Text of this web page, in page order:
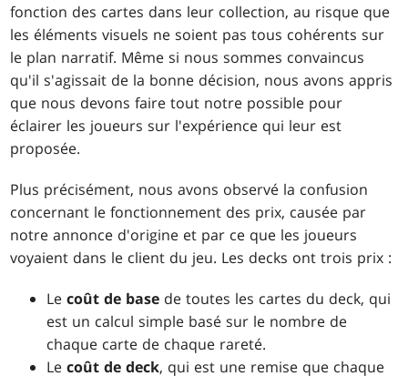
fonction des cartes dans leur collection, au risque que
les éléments visuels ne soient pas tous cohérents sur
le plan narratif. Même si nous sommes convaincus
qu'il s'agissait de la bonne décision, nous avons appris
que nous devons faire tout notre possible pour
éclairer les joueurs sur l'expérience qui leur est
proposée.
Plus précisément, nous avons observé la confusion
concernant le fonctionnement des prix, causée par
notre annonce d'origine et par ce que les joueurs
voyaient dans le client du jeu. Les decks ont trois prix :
Lecoût de base de toutes les cartes du deck, qui
est un calcul simple basé sur le nombre de
chaque carte de chaque rareté.
Lecoût de deck, qui est une remise que chaque